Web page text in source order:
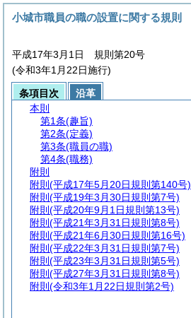
小城市職員の職の設置に関する規則
平成17年3月1日 規則第20号
(令和3年1月22日施行)
条項目次
沿革
本則
第1条(趣旨)
第2条(定義)
第3条(職員の職)
第4条(職務)
附則
附則 (平成17年5月20日規則第140号)
附則 (平成19年3月30日規則第7号)
附則 (平成20年9月1日規則第13号)
附則 (平成21年3月31日規則第8号)
附則 (平成21年6月30日規則第16号)
附則 (平成22年3月31日規則第7号)
附則 (平成23年3月31日規則第5号)
附則 (平成27年3月31日規則第8号)
附則 (令和3年1月22日規則第2号)